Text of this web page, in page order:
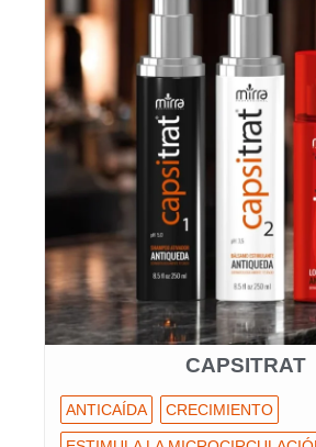
CAPSITRAT
ANTICAÍDA CRECIMIENTO